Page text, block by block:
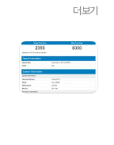
더보기